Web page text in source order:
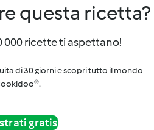
questa ricetta?
000 ricette ti aspettano!
di 30 giorni e scopri tutto il mondo
gratis